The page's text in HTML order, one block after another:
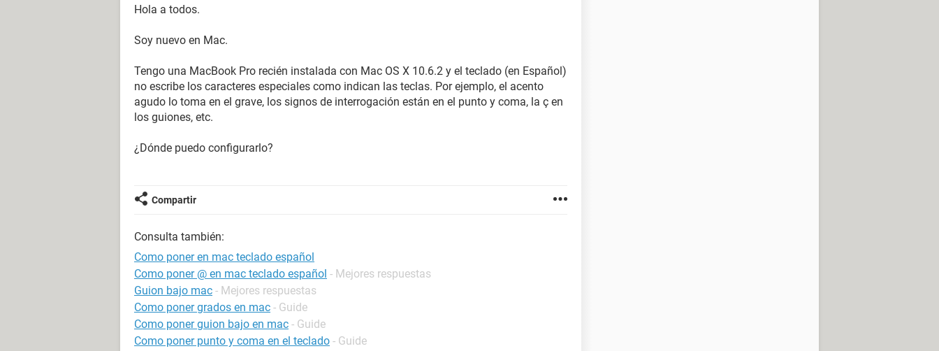
Hola a todos.
Soy nuevo en Mac.
Tengo una MacBook Pro recién instalada con Mac OS X 10.6.2 y el teclado (en Español)
no escribe los caracteres especiales como indican las teclas. Por ejemplo, el acento
agudo lo toma en el grave, los signos de interrogación están en el punto y coma, la ç en
los guiones, etc.
¿Dónde puedo configurarlo?
Compartir
Consulta también:
Como poner en mac teclado español
Como poner @ en mac teclado español - Mejores respuestas
Guion bajo mac - Mejores respuestas
Como poner grados en mac - Guide
Como poner guion bajo en mac - Guide
Como poner punto y coma en el teclado - Guide